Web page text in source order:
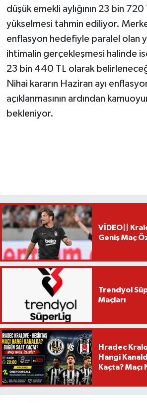
düşük emekli aylığının 23 bin
yükselmesi tahmin ediliyor.
enflasyon hedefiyle paralel olan
ihtimalin gerçekleşmesi halinde
23 bin 440 TL olarak
Nihai kararın Haziran ayı
açıklanmasının ardından
bekleniyor.
VİDEO||
Geniş Maç
Trendyol
Maçları
Hradec
Hangi
Kaçta? Maçı